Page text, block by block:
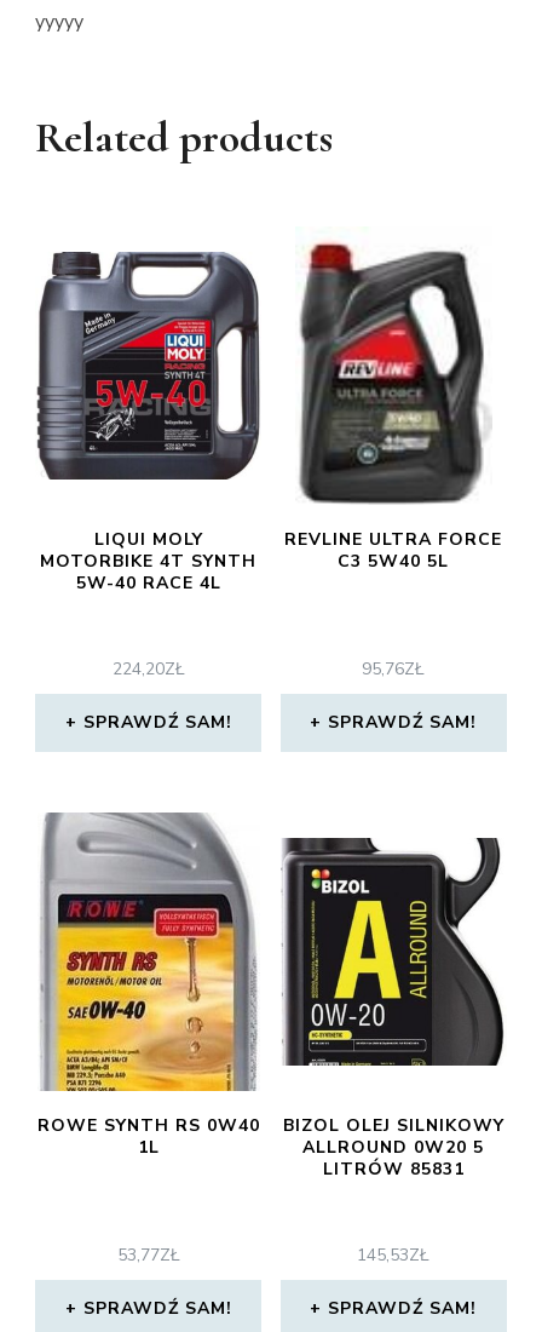
yyyyy
Related products
LIQUI MOLY
MOTORBIKE 4T SYNTH
5W-40 RACE 4L
224,20ZŁ
SPRAWDŹ SAM!
REVLINE ULTRA FORCE
C3 5W40 5L
95,76ZŁ
SPRAWDŹ SAM!
ROWE SYNTH RS 0W40
1L
53,77ZŁ
SPRAWDŹ SAM!
BIZOL OLEJ SILNIKOWY
ALLROUND 0W20 5
LITRÓW 85831
145,53ZŁ
SPRAWDŹ SAM!